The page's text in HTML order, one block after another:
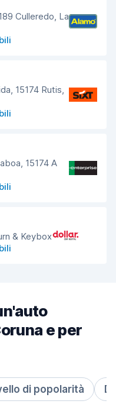
Culleredo, La
15174 Rutis,
15174 A
& Keybox
e per
di popolarità